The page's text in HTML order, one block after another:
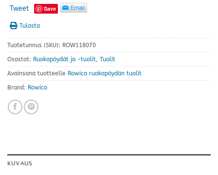
Tweet Save
Tulosta
Tuotetunnus (SKU): ROW118070
Osastot: Ruokapöydät ja -tuolit Tuolit
Avainsana tuotteelle Rowico ruokapöydän tuolit
Brand: Rowico
KUVAUS